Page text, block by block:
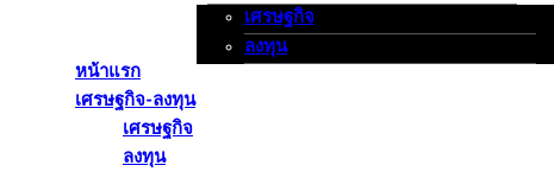
เศรษฐกิจ-ลงทุน
เศรษฐกิจ
ลงทุน
หน้าแรก
เศรษฐกิจ-ลงทุน
เศรษฐกิจ
ลงทุน